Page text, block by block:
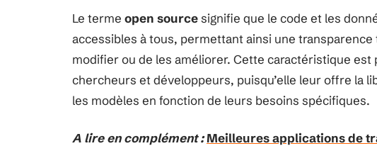
Le terme open sourcesignifie que le code et les
accessibles à tous, permettant ainsi une
modifier ou de les améliorer. Cette caractéristique
chercheurs et développeurs, puisqu’elle leur offre la
les modèles en fonction de leurs besoins spécifiques.
A lire en complément : Meilleures applications de